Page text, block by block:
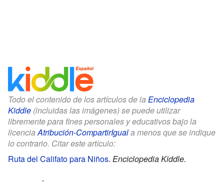
Todo el contenido de los artículos de la Enciclopedia
Kiddle (incluidas las imágenes) se puede utilizar
libremente para fines personales y educativos bajo la
licencia Atribución-CompartirIguala menos que se indique
lo contrario. Citar este artículo:
Ruta del Califato para Niños. Enciclopedia Kiddle.